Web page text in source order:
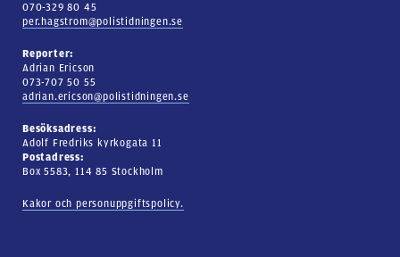
070-329 80 45
per.hagstrom@polistidningen.se
Reporter:
Adrian Ericson
073-707 50 55
adrian.ericson@polistidningen.se
Besöksadress:
Adolf Fredriks kyrkogata 11
Postadress:
Box 5583, 114 85 Stockholm
Kakor och personuppgiftspolicy.